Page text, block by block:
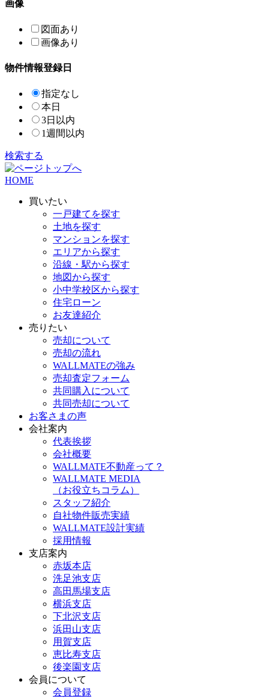
画像
図面あり
画像あり
物件情報登録日
指定なし
本日
3日以内
1週間以内
検索する
HOME
買いたい
一戸建てを探す
土地を探す
マンションを探す
エリアから探す
沿線・駅から探す
地図から探す
小中学校区から探す
住宅ローン
お友達紹介
売りたい
売却について
売却の流れ
WALLMATEの強み
売却査定フォーム
共同購入について
共同売却について
お客さまの声
会社案内
代表挨拶
会社概要
WALLMATE不動産って？
WALLMATE MEDIA
（お役立ちコラム）
スタッフ紹介
自社物件販売実績
WALLMATE設計実績
採用情報
支店案内
赤坂本店
洗足池支店
高田馬場支店
横浜支店
下北沢支店
浜田山支店
用賀支店
恵比寿支店
後楽園支店
会員について
会員登録